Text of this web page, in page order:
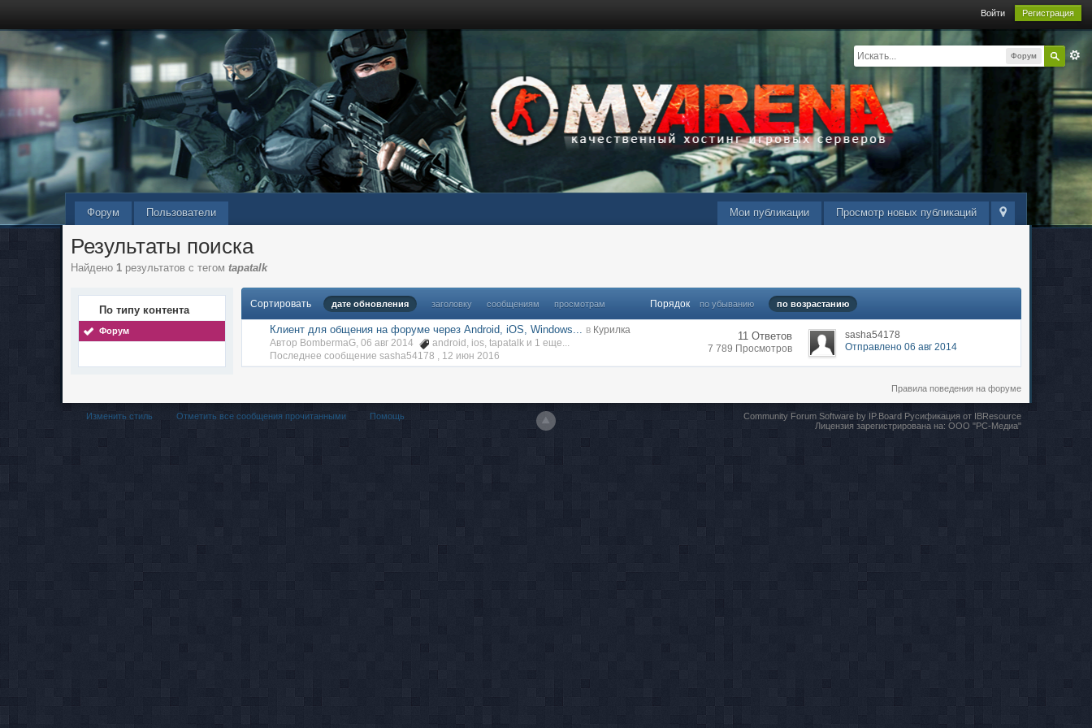
Войти Регистрация
Форум
Просмотр новых публикаций
Мои публикации
Форум Пользователи
Результаты поиска
Найдено 1 результатов с тегомtapatalk
По типу контента
Форум
Сортировать дате обновления заголовку сообщениям просмотрам Порядок по убыванию по возрастанию
Клиент для общения на форуме через Android, iOS, Windows... в Курилка
Автор BombermaG, 06 авг 2014
android , ios,tapatalk и 1 еще...
Последнее сообщение sasha54178 , 12 июн 2016
11 Ответов
7 789 Просмотров
sasha54178
Отправлено 06 авг 2014
Правила поведения на форуме
Изменить стиль Отметить все сообщения прочитанными Помощь Community Forum Software by IP.BoardРусификация от IBResource
Лицензия зарегистрирована на: ООО "РС-Медиа"